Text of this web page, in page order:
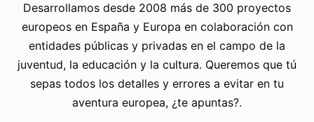
Desarrollamos desde 2008 más de 300 proyectos
europeos en España y Europa en colaboración con
entidades públicas y privadas en el campo de la
juventud, la educación y la cultura. Queremos que tú
sepas todos los detalles y errores a evitar en tu
aventura europea, ¿te apuntas?.